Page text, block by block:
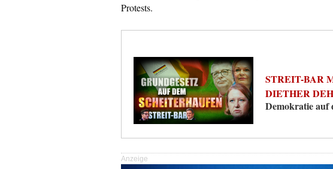
Protests.
STREIT-BAR
DIETHER
Demokratie auf
Anzeige